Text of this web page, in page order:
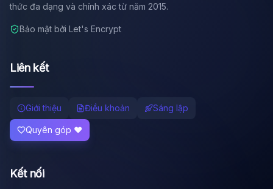
thức đa dạng và chính xác từ năm 2015.
Bảo mật bởi Let's Encrypt
Liên kết
Giới thiệu Điều khoản Sáng lập
Quyên góp ❤️
Kết nối